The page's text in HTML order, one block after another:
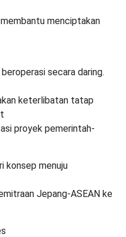
menciptakan
secara daring.
keterlibatan tatap
proyek pemerintah-
konsep menuju
Jepang-ASEAN ke